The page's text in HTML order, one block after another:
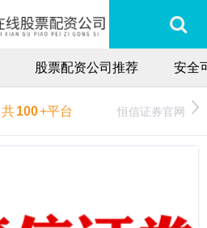
股票配资公司推荐 安全
共100+平台 恒信证券官网